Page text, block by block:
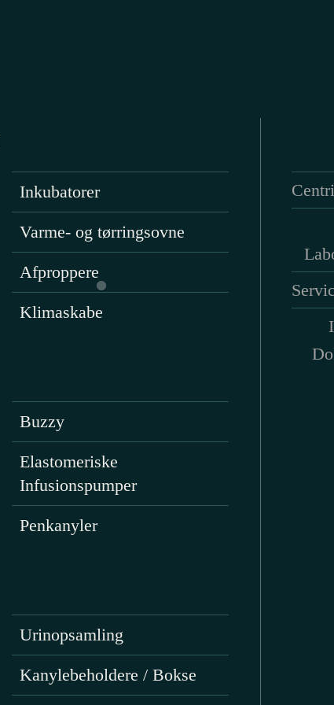
Inkubatorer
Varme- og tørringsovne
Afproppere
Klimaskabe
Buzzy
Elastomeriske
Infusionspumper
Penkanyler
Urinopsamling
Kanylebeholdere / Bokse
skriftligt på vores e-mail, der er